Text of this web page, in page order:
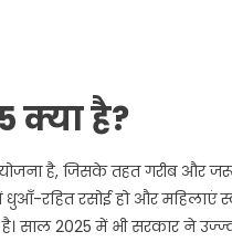
क्या है?
है, जिसके तहत गरीब और
रहित रसोई हो और महिलाएं
साल 2025 में भी सरकार ने